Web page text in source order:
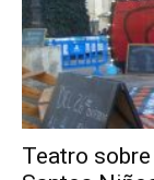
Teatro